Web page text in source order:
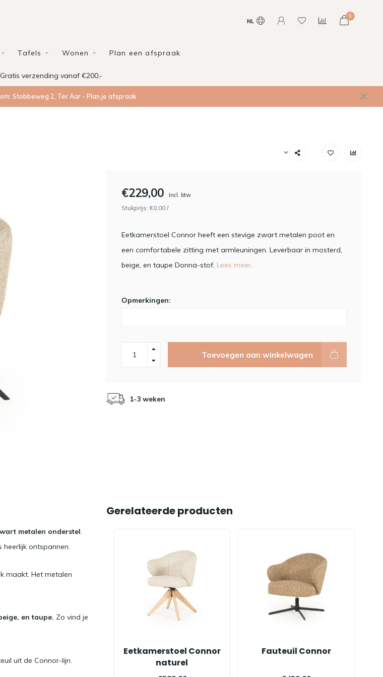
NL
0
Tafels Wonen Plan een afspraak
Gratis verzending vanaf €200,-
Stobbeweg 2, Ter Aar - Plan je afspraak
€229,00 Incl. btw
Stukprijs: €0,00 /
Eetkamerstoel Connor heeft een stevige zwart metalen poot en
een comfortabele zitting met armleuningen. Leverbaar in mosterd,
beige, en taupe Donna-stof. Lees meer..
Opmerkingen:
Toevoegen aan winkelwagen
1-3 weken
metalen onderstel.
ontspannen.
maakt. Het metalen
en taupe. Zo vind je
uit de Connor-lijn.
Gerelateerde producten
Eetkamerstoel Connor
naturel
Fauteuil Connor